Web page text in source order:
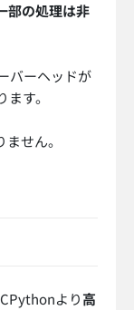
部の処理は非
バーヘッドが
す。
せん。
より高